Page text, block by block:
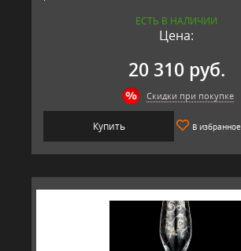
ЕСТЬ В НАЛИЧИИ
Цена:
20 310 руб.
Скидки при покупке
Купить В избранное